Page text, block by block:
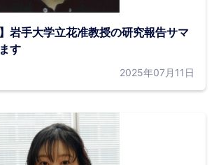
岩手大学立花准教授の研究報告サマ
す
2025年07月11日